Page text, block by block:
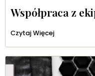
Współpraca z
Czytaj Więcej